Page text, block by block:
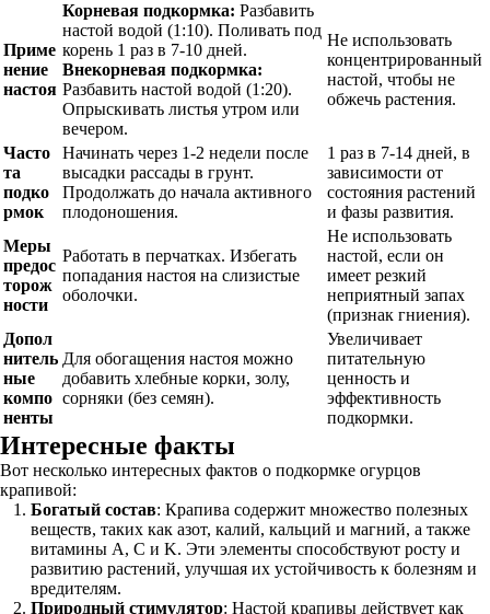
Приме
нение
настоя
Корневая подкормка: Разбавить
настой водой (1:10). Поливать под
корень 1 раз в 7-10 дней.
Внекорневая подкормка:
Разбавить настой водой (1:20).
Опрыскивать листья утром или
вечером.
Не использовать
концентрированный
настой, чтобы не
обжечь растения.
Часто
та
подко
рмок
Начинать через 1-2 недели после
высадки рассады в грунт.
Продолжать до начала активного
плодоношения.
1 раз в 7-14 дней, в
зависимости от
состояния растений
и фазы развития.
Меры
предос
торож
ности
Работать в перчатках. Избегать
попадания настоя на слизистые
оболочки.
Не использовать
настой, если он
имеет резкий
неприятный запах
(признак гниения).
Допол
нитель
ные
компо
ненты
Для обогащения настоя можно
добавить хлебные корки, золу,
сорняки (без семян).
Увеличивает
питательную
ценность и
эффективность
подкормки.
Интересные факты
Вот несколько интересных фактов о подкормке огурцов
крапивой:
Богатый состав: Крапива содержит множество полезных
веществ, таких как азот, калий, кальций и магний, а также
витамины A, C и K. Эти элементы способствуют росту и
развитию растений, улучшая их устойчивость к болезням и
вредителям.
Природный стимулятор: Настой крапивы действует как